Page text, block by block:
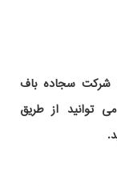
شرکت سجاده باف
توانید از طریق